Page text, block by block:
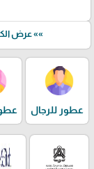
»» عرض
عطور للرجال